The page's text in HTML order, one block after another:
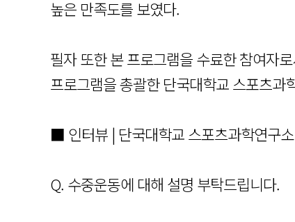
높은 만족도를 보였다.
필자 또한 본 프로그램을 수료한 참여자
프로그램을 총괄한 단국대학교 스포츠과
■ 인터뷰 | 단국대학교 스포츠과학연구
Q. 수중운동에 대해 설명 부탁드립니다.